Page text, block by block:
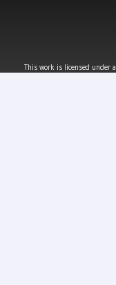
This work is licensed under a